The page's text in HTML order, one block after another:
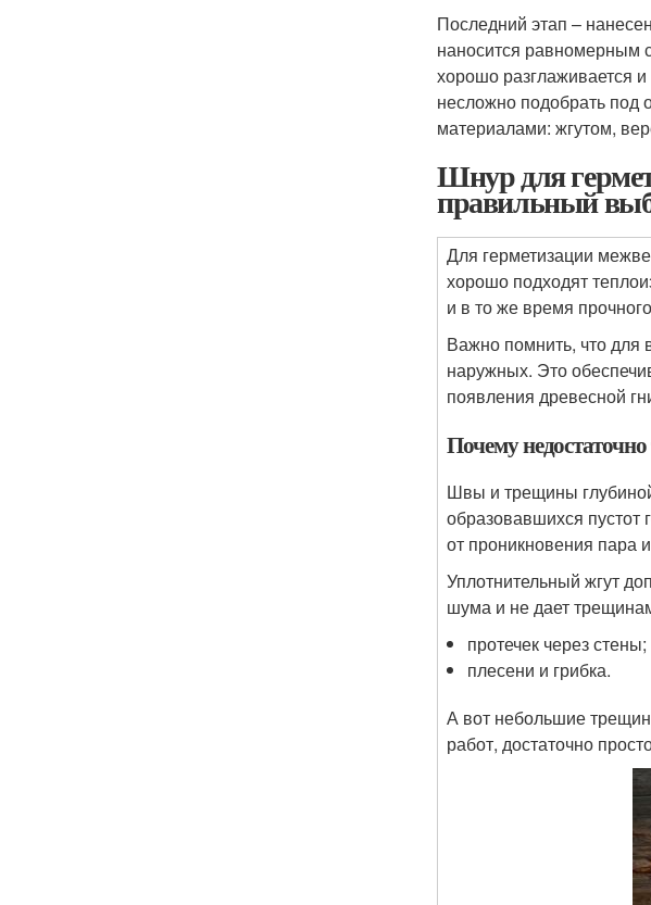
Последний этап –
наносится равномерным
хорошо разглаживается
несложно подобрать под
материалами: жгутом,
Шнур для
правильный
Для герметизации
хорошо подходят
и в то же время
Важно помнить, что для
наружных. Это
появления древесной
Почему
Швы и трещины
образовавшихся пустот
от проникновения пара
Уплотнительный жгут
шума и не дает
протечек через стены;
плесени и грибка.
А вот небольшие
работ, достаточно